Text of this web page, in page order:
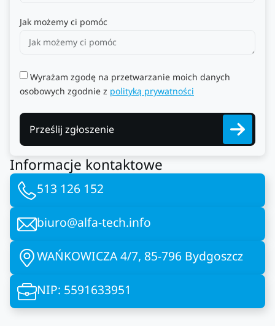
Jak możemy ci pomóc
Wyrażam zgodę na przetwarzanie moich danych
osobowych zgodnie z polityką prywatności
Prześlij zgłoszenie
Informacje kontaktowe
513 126 152
biuro@alfa-tech.info
WAŃKOWICZA 4/7, 85-796 Bydgoszcz
NIP: 5591633951